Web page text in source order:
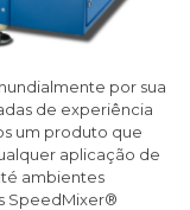
por sua
de experiência
um produto que
aplicação de
ambientes
SpeedMixer®